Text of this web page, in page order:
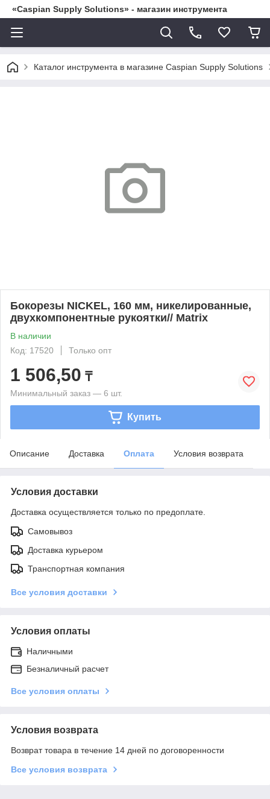
«Caspian Supply Solutions» - магазин инструмента
Каталог инструмента в магазине Caspian Supply Solutions
Бокорезы NICKEL, 160 мм, никелированные,
двухкомпонентные рукоятки// Matrix
В наличии
Код: 17520
Только опт
1 506,50 ₸
Минимальный заказ — 6 шт.
Купить
Описание Доставка Оплата Условия возврата
Условия доставки
Доставка осуществляется только по предоплате.
Самовывоз
Доставка курьером
Транспортная компания
Все условия доставки
Условия оплаты
Наличными
Безналичный расчет
Все условия оплаты
Условия возврата
Возврат товара в течение 14 дней по договоренности
Все условия возврата